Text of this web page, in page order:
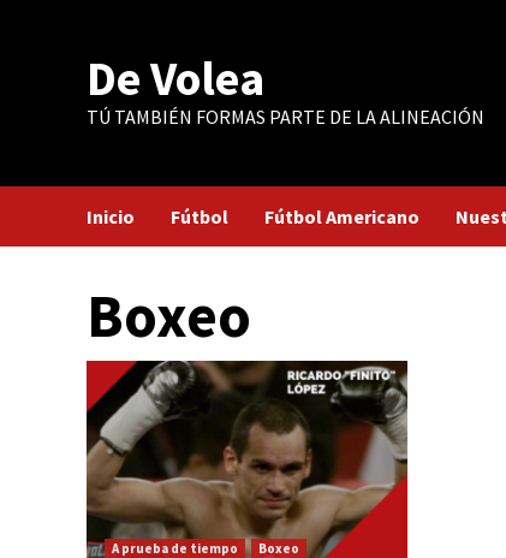
De Volea
TÚ TAMBIÉN FORMAS PARTE DE LA ALINEACIÓN
Inicio Fútbol Fútbol Americano
Boxeo
A prueba de tiempo Boxeo